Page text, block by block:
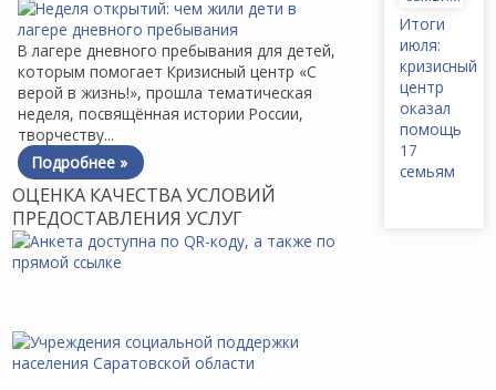
В лагере дневного пребывания для детей,
которым помогает Кризисный центр «С
верой в жизнь!», прошла тематическая
неделя, посвящённая истории России,
творчеству...
Подробнее »
ОЦЕНКА КАЧЕСТВА УСЛОВИЙ
ПРЕДОСТАВЛЕНИЯ УСЛУГ
Итоги
июля:
кризисный
центр
оказал
помощь
17
семьям